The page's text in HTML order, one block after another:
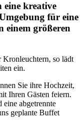
kreative
für eine
einem größeren
Kronleuchtern, so lädt
ein.
Sie ihre Hochzeit,
Ihren Gästen feiern.
abgetrennte
geplante Buffet